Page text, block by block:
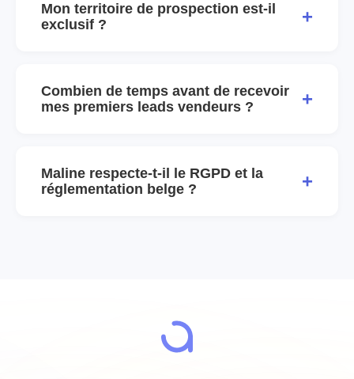
Mon territoire de prospection est-il
exclusif ?
+
Combien de temps avant de recevoir
mes premiers leads vendeurs ?
+
Maline respecte-t-il le RGPD et la
réglementation belge ?
+